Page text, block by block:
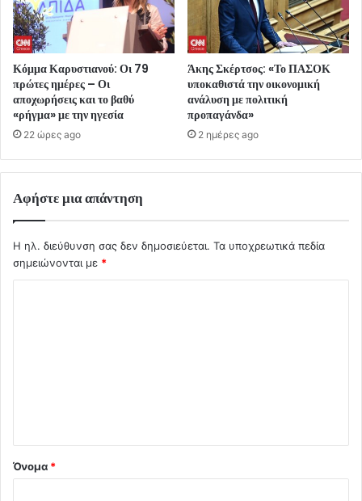
Κόμμα Καρυστιανού: Οι 79
πρώτες ημέρες – Οι
αποχωρήσεις και το βαθύ
«ρήγμα» με την ηγεσία
22 ώρες ago
Άκης Σκέρτσος: «Το ΠΑΣΟΚ
υποκαθιστά την οικονομική
ανάλυση με πολιτική
προπαγάνδα»
2 ημέρες ago
Αφήστε μια απάντηση
Η ηλ. διεύθυνση σας δεν δημοσιεύεται. Τα υποχρεωτικά πεδία
σημειώνονται με *
Όνομα *